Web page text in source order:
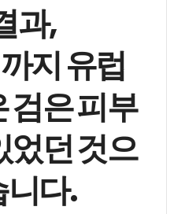
과,
지 유럽
검은 피부
었던 것으
다.